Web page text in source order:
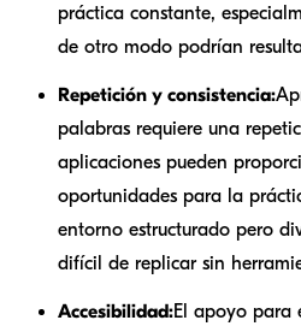
práctica constante,
de otro modo podrían
Repetición y consistencia:
palabras requiere una
aplicaciones pueden
oportunidades para la
entorno estructurado pero
difícil de replicar sin
Accesibilidad:El apoyo para